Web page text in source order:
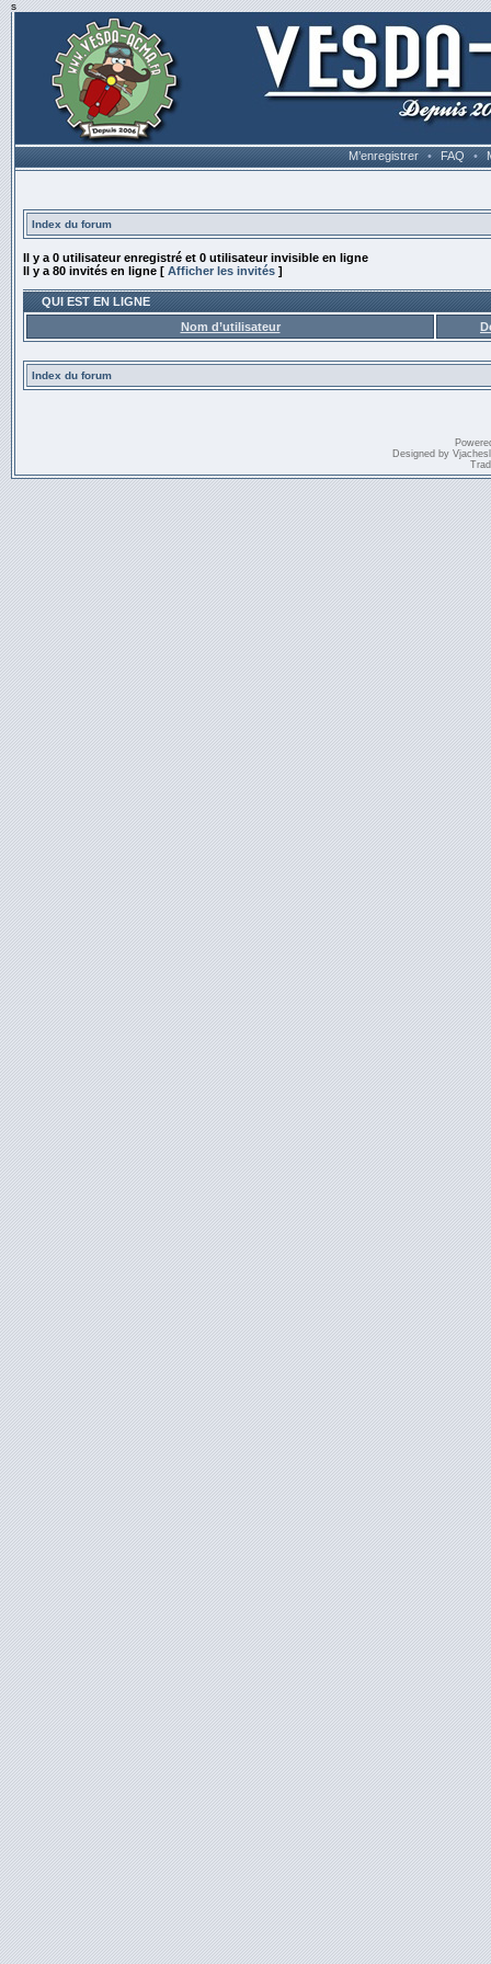
s
M’enregistrer • FAQ •
Index du forum
Il y a 0 utilisateur enregistré et 0 utilisateur invisible en ligne
Il y a 80 invités en ligne [ Afficher les invités ]
QUI EST EN LIGNE
Nom d’utilisateur
Index du forum
Designed by